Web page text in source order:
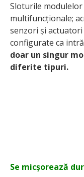
Sloturile
multifuncționale;
senzori și actuatori
configurate ca
doar un singur
diferite tipuri.
Se micșorează